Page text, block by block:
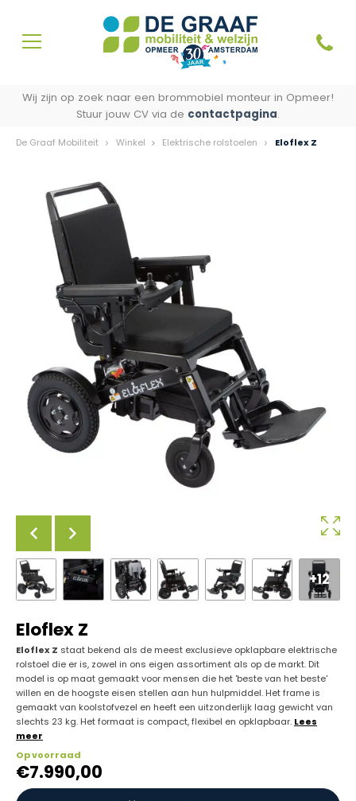
Wij zijn op zoek naar een brommobiel monteur in Opmeer!
Stuur jouw CV via de contactpagina.
De Graaf Mobiliteit Winkel Elektrische rolstoelen Eloflex Z
+12
Eloflex Z
Eloflex Z staat bekend als de meest exclusieve opklapbare elektrische
rolstoel die er is, zowel in ons eigen assortiment als op de markt. Dit
model is op maat gemaakt voor mensen die het 'beste van het beste'
willen en de hoogste eisen stellen aan hun hulpmiddel. Het frame is
gemaakt van koolstofvezel en heeft een uitzonderlijk laag gewicht van
slechts 23 kg. Het formaat is compact, flexibel en opklapbaar. Lees
meer
Op voorraad
€7.990,00